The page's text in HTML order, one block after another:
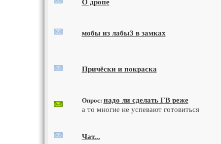
О дропе
мобы из лабы3 в замках
Причёски и покраска
Опрос: надо ли сделать ГВ реже
а то многие не успевают готовиться
Чат...